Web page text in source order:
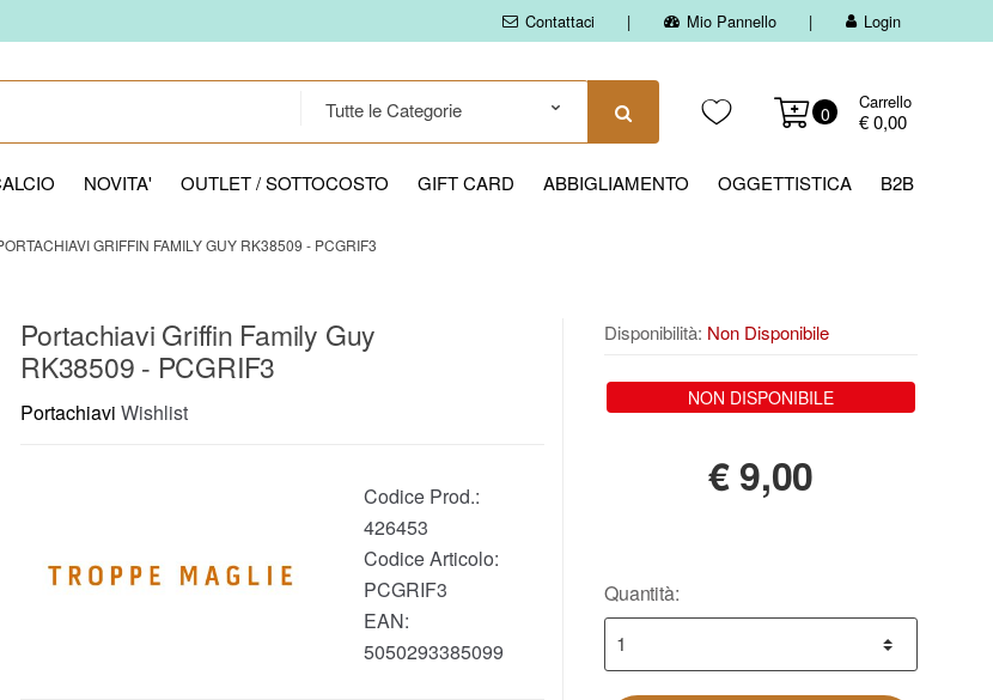
Contattaci Mio Pannello Login
0
Carrello
€ 0,00
NOVITA' OUTLET / SOTTOCOSTO GIFT CARD ABBIGLIAMENTO OGGETTISTICA B2B
GRIFFIN FAMILY GUY RK38509 - PCGRIF3
Portachiavi Griffin Family Guy
RK38509 - PCGRIF3
Portachiavi Wishlist
Codice Prod.:
426453
Codice Articolo:
PCGRIF3
EAN:
5050293385099
Disponibilità: Non Disponibile
NON DISPONIBILE
€9,00
Quantità: